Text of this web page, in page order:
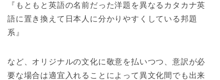
『もともと英語の名前だった洋題を異なるカタカナ英
語に置き換えて日本人に分かりやすくしている邦題
系』
など、オリジナルの文化に敬意を払いつつ、意訳が必
要な場合は適宜入れることによって異文化間でも出来